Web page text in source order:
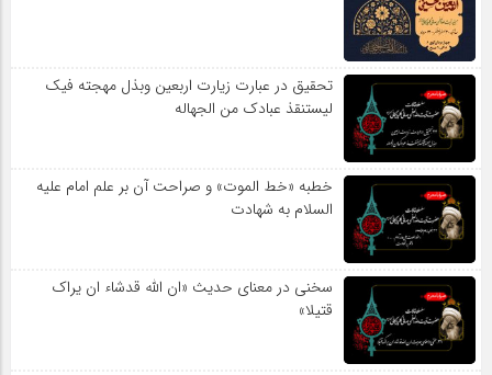
تحقیق در عبارت زیارت اربعین وبذل مهجته فیک
لیستنقذ عبادک من الجهاله
خطبه «خط الموت» و صراحت آن بر علم امام علیه
السلام به شهادت
سخنی در معنای حدیث «ان الله قدشاء ان یراک
قتیلا»